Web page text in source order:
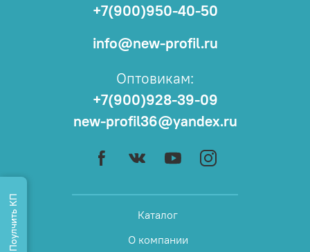
Каталог
О компании
+7(900)950-40-50
info@new-profil.ru
Оптовикам:
+7(900)928-39-09
new-profil36@yandex.ru
Поулчить КП